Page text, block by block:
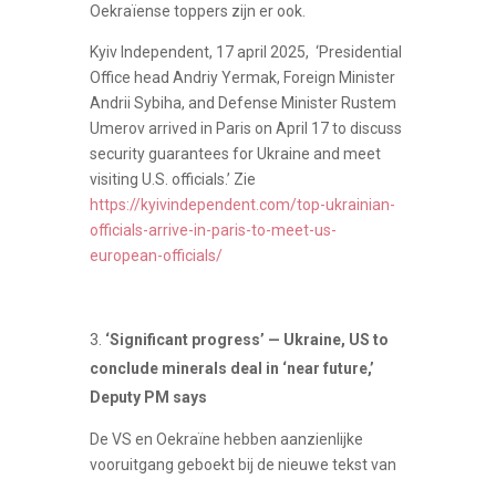
Oekraïense toppers zijn er ook.
Kyiv Independent, 17 april 2025, ‘Presidential
Office head Andriy Yermak, Foreign Minister
Andrii Sybiha, and Defense Minister Rustem
Umerov arrived in Paris on April 17 to discuss
security guarantees for Ukraine and meet
visiting U.S. officials.’ Zie
https://kyivindependent.com/top-ukrainian-
officials-arrive-in-paris-to-meet-us-
european-officials/
‘Significant progress’ — Ukraine, US to
conclude minerals deal in ‘near future,’
Deputy PM says
De VS en Oekraïne hebben aanzienlijke
vooruitgang geboekt bij de nieuwe tekst van